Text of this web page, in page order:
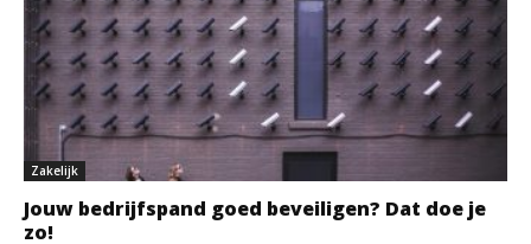
Zakelijk
Jouw bedrijfspand goed beveiligen? Dat doe je
zo!